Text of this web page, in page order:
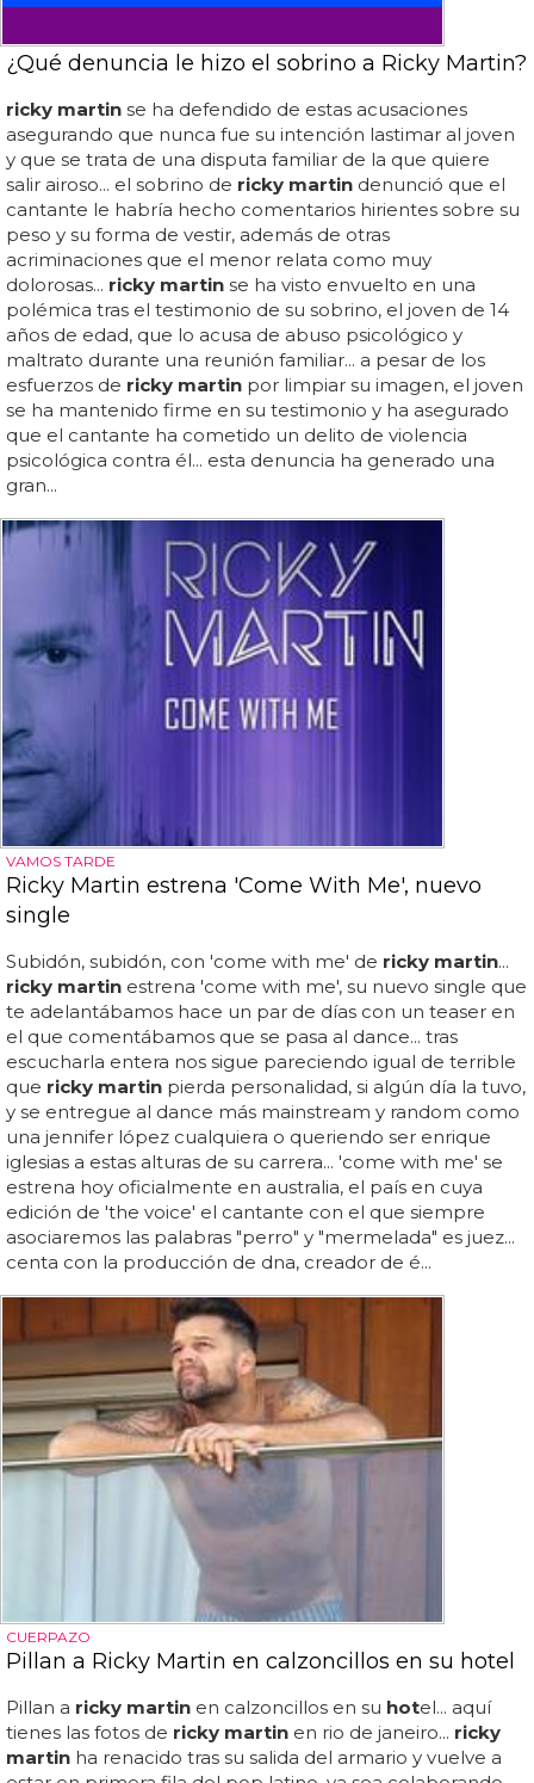
¿Qué denuncia le hizo el sobrino a Ricky Martin?
ricky martin se ha defendido de estas acusaciones
asegurando que nunca fue su intención lastimar al joven
y que se trata de una disputa familiar de la que quiere
salir airoso... el sobrino de ricky martin denunció que el
cantante le habría hecho comentarios hirientes sobre su
peso y su forma de vestir, además de otras
acriminaciones que el menor relata como muy
dolorosas... ricky martin se ha visto envuelto en una
polémica tras el testimonio de su sobrino, el joven de 14
años de edad, que lo acusa de abuso psicológico y
maltrato durante una reunión familiar... a pesar de los
esfuerzos de ricky martin por limpiar su imagen, el joven
se ha mantenido firme en su testimonio y ha asegurado
que el cantante ha cometido un delito de violencia
psicológica contra él... esta denuncia ha generado una
gran...
VAMOS TARDE
Ricky Martin estrena 'Come With Me', nuevo
single
Subidón, subidón, con 'come with me' de ricky martin...
ricky martin estrena 'come with me', su nuevo single que
te adelantábamos hace un par de días con un teaser en
el que comentábamos que se pasa al dance... tras
escucharla entera nos sigue pareciendo igual de terrible
que ricky martin pierda personalidad, si algún día la tuvo,
y se entregue al dance más mainstream y random como
una jennifer lópez cualquiera o queriendo ser enrique
iglesias a estas alturas de su carrera... 'come with me' se
estrena hoy oficialmente en australia, el país en cuya
edición de 'the voice' el cantante con el que siempre
asociaremos las palabras "perro" y "mermelada" es juez...
centa con la producción de dna, creador de é...
CUERPAZO
Pillan a Ricky Martin en calzoncillos en su hotel
Pillan a ricky martin en calzoncillos en su hotel... aquí
tienes las fotos de ricky martin en rio de janeiro... ricky
martin ha renacido tras su salida del armario y vuelve a